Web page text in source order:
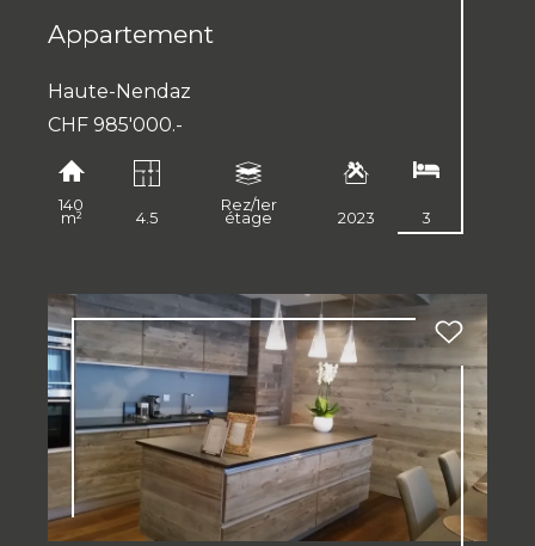
Appartement
Haute-Nendaz
CHF 985'000.-
140
m² 4.5
Rez/1er
étage 2023 3